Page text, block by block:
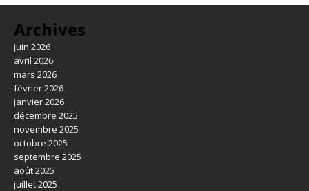
Archives
juin 2026
avril 2026
mars 2026
février 2026
janvier 2026
décembre 2025
novembre 2025
octobre 2025
septembre 2025
août 2025
juillet 2025